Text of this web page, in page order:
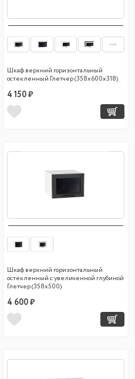
Шкаф верхний горизонтальный
остекленный Глетчер (358х600х318)
4 150 ₽
Шкаф верхний горизонтальный
остекленный с увеличенной глубиной
Глетчер (358х500)
4 600 ₽